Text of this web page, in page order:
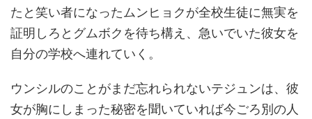
たと笑い者になったムンヒョクが全校生徒に無実を
証明しろとグムボクを待ち構え、急いでいた彼女を
自分の学校へ連れていく。
ウンシルのことがまだ忘れられないテジュンは、彼
女が胸にしまった秘密を聞いていれば今ごろ別の人